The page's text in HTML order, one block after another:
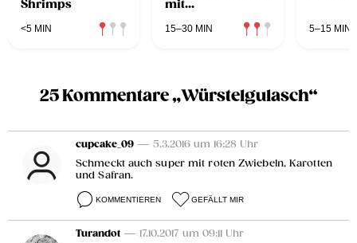
Shrimps
<5 MIN
mit
15–30 MIN 5–15 MIN
25 Kommentare „Würstelgulasch“
cupcake_09 — 5.3.2016 um 16:28 Uhr
Schmeckt auch super mit roten Zwiebeln, Karotten
und Safran.
KOMMENTIEREN GEFÄLLT MIR
Turandot — 17.10.2017 um 09:11 Uhr